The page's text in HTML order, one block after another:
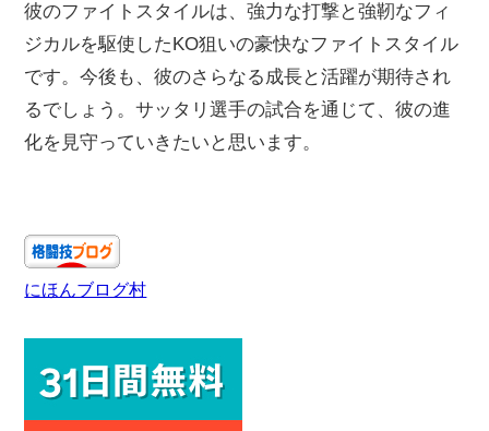
彼のファイトスタイルは、強力な打撃と強靭なフィ
ジカルを駆使したKO狙いの豪快なファイトスタイル
です。今後も、彼のさらなる成長と活躍が期待され
るでしょう。サッタリ選手の試合を通じて、彼の進
化を見守っていきたいと思います。
にほんブログ村